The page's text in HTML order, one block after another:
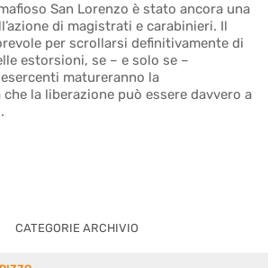
San Lorenzo è stato ancora una
di magistrati e carabinieri. Il
per scrollarsi definitivamente di
estorsioni, se – e solo se –
matureranno la
la liberazione può essere davvero a
CATEGORIE ARCHIVIO